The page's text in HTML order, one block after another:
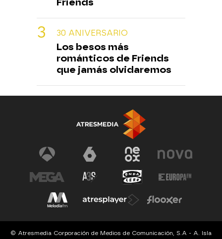
Friends
30 ANIVERSARIO
Los besos más
románticos de Friends
que jamás olvidaremos
© Atresmedia Corporación de Medios de Comunicación, S.A - A. Isla